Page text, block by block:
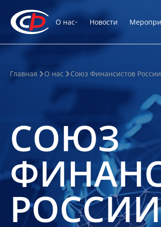
О нас Новости
Главная О нас Союз Финансистов России
СОЮЗ
РОССИИ